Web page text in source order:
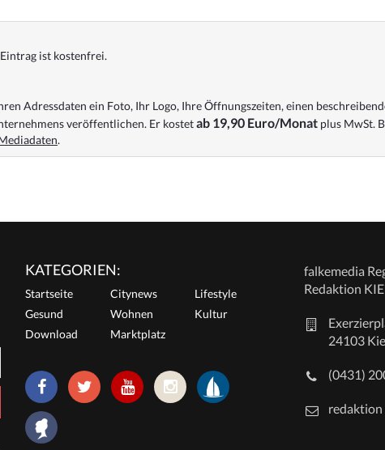
ist kostenfrei.
Adressdaten ein Foto, Ihr Logo, Ihre Öffnungszeiten, einen
veröffentlichen. Er kostetab 19,90 Euro/Monat plus MwSt.
.
KATEGORIEN:
Startseite Citynews
Lifestyle
Gesund
Wohnen
Kultur
Download
Marktplatz
falkemedia
Redaktion
24103
(0431)
redaktion